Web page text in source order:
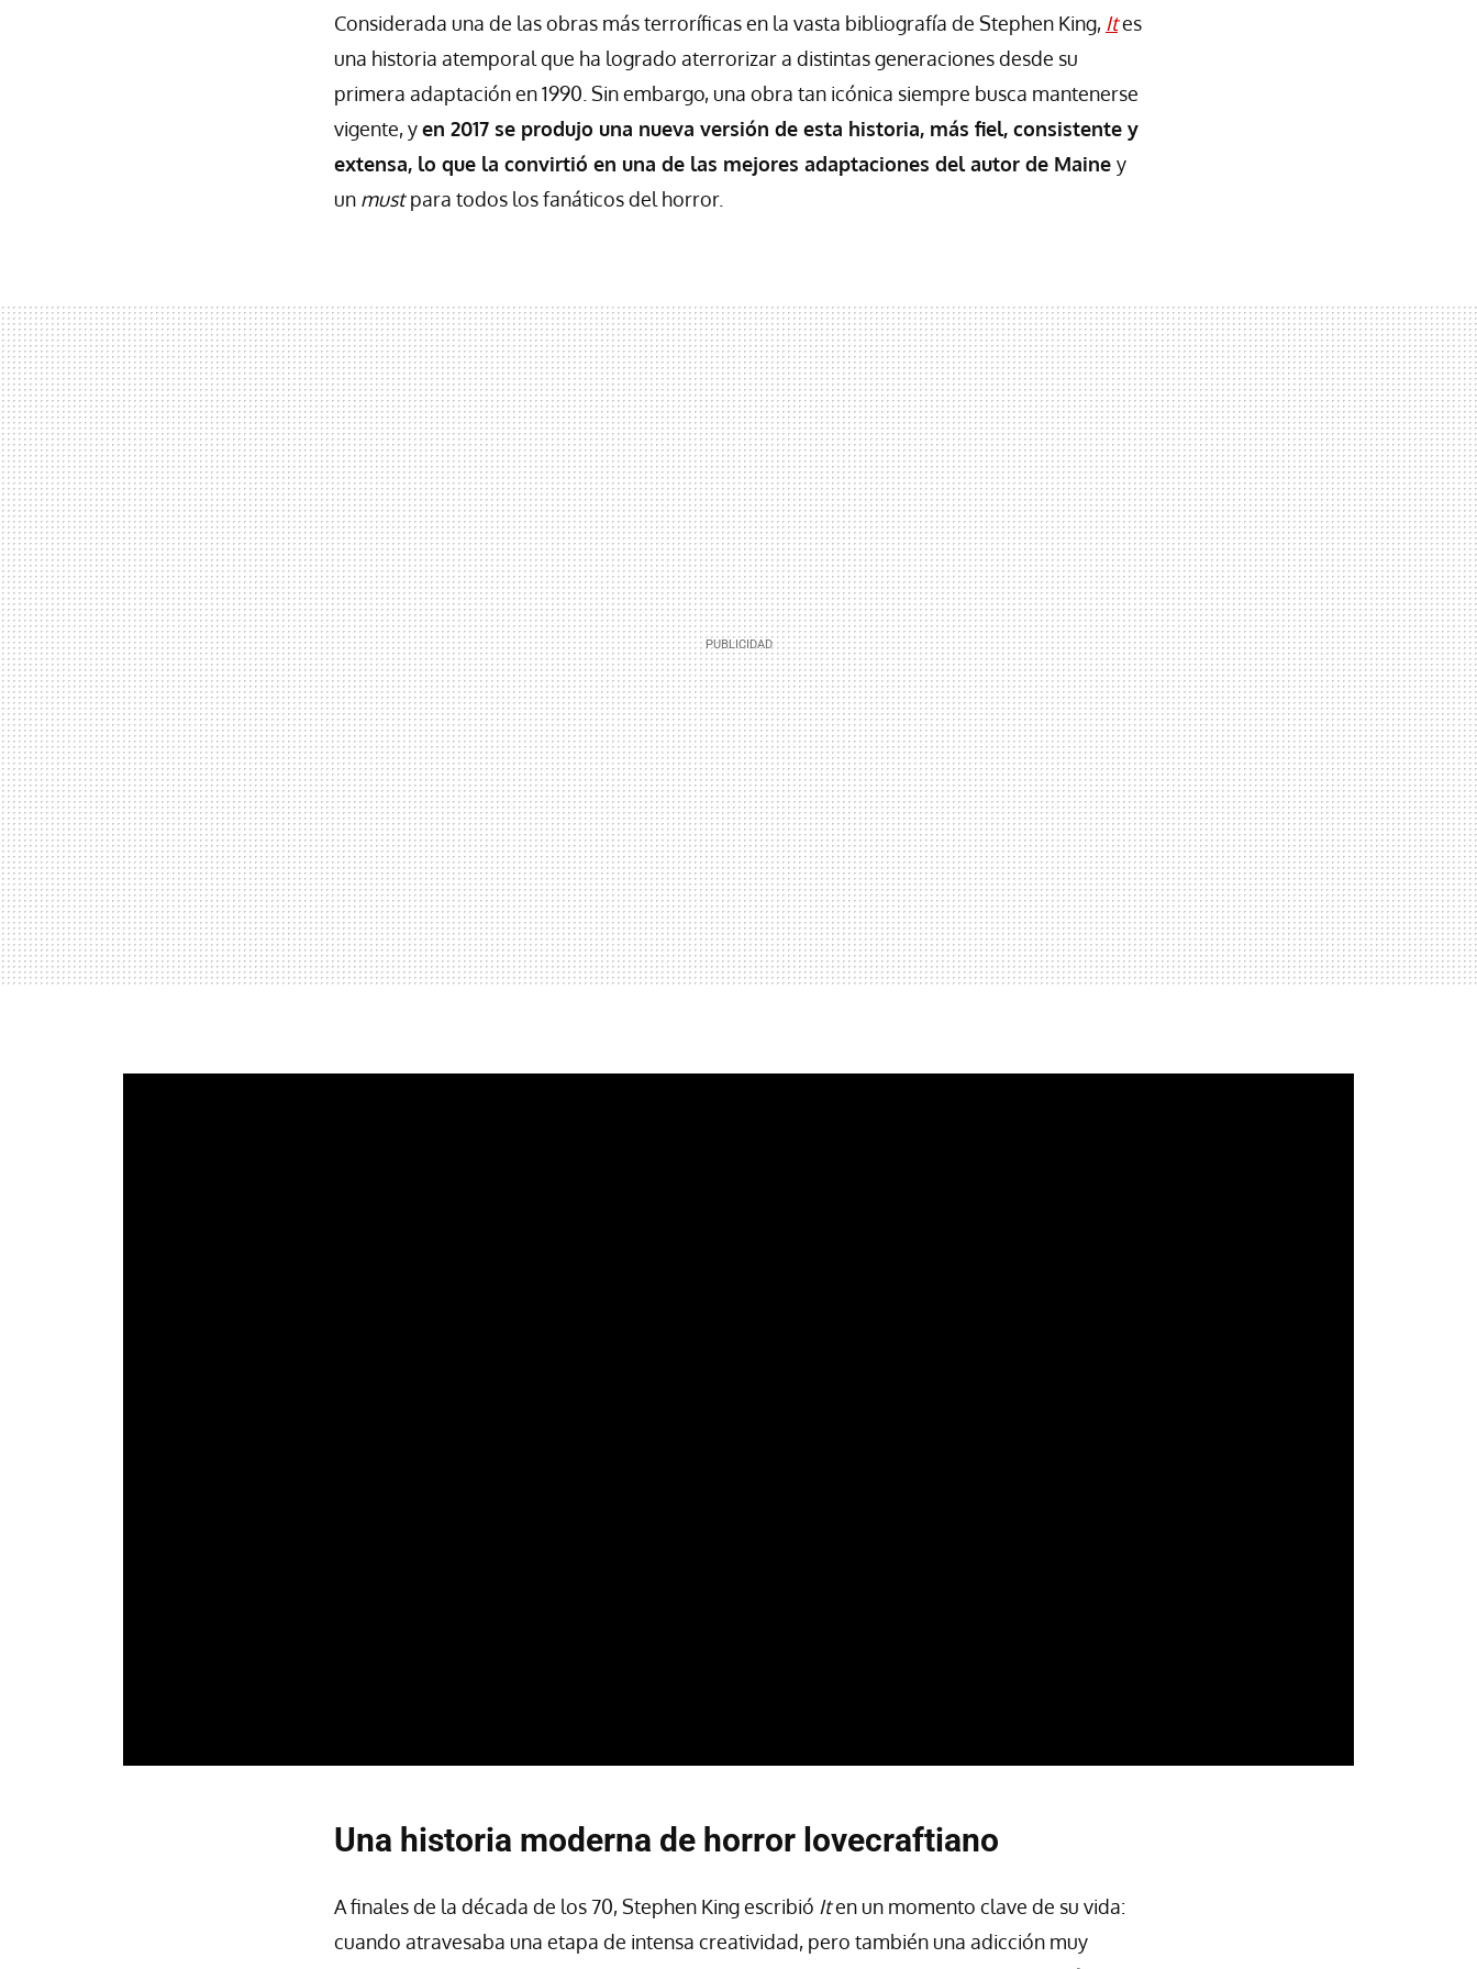
Considerada una de las obras más terroríficas en la vasta bibliografía de Stephen King, Ites
una historia atemporal que ha logrado aterrorizar a distintas generaciones desde su
primera adaptación en 1990. Sin embargo, una obra tan icónica siempre busca mantenerse
vigente, yen 2017 se produjo una nueva versión de esta historia, más fiel, consistente y
extensa, lo que la convirtió en una de las mejores adaptaciones del autor de Maine y
un must para todos los fanáticos del horror.
Una historia moderna de horror lovecraftiano
A finales de la década de los 70, Stephen King escribió Iten un momento clave de su vida:
cuando atravesaba una etapa de intensa creatividad, pero también una adicción muy